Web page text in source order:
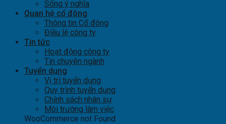
Sống ý nghĩa
Quan hệ cổ đông
Thông tin Cổ đông
Điều lệ công ty
Tin tức
Hoạt động công ty
Tin chuyên ngành
Tuyển dụng
Vị trí tuyển dụng
Quy trình tuyển dụng
Chính sách nhân sự
Môi trường làm việc
WooCommerce not Found